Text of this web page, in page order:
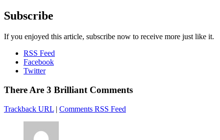
Subscribe
If you enjoyed this article, subscribe now to receive more just like it.
RSS Feed
Facebook
Twitter
There Are 3 Brilliant Comments
Trackback URL | Comments RSS Feed